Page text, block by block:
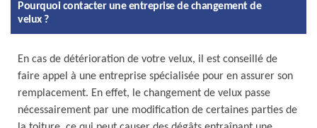
Pourquoi contacter une entreprise de changement de
velux ?
En cas de détérioration de votre velux, il est conseillé de
faire appel à une entreprise spécialisée pour en assurer son
remplacement. En effet, le changement de velux passe
nécessairement par une modification de certaines parties de